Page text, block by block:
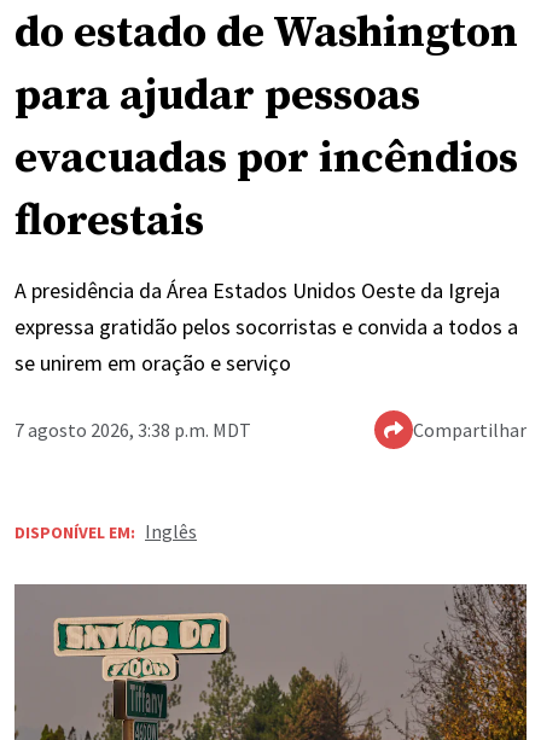
do estado de Washington
para ajudar pessoas
evacuadas por incêndios
florestais
A presidência da Área Estados Unidos Oeste da Igreja
expressa gratidão pelos socorristas e convida a todos a
se unirem em oração e serviço
7 agosto 2026, 3:38 p.m. MDT Compartilhar
DISPONÍVEL EM: Inglês